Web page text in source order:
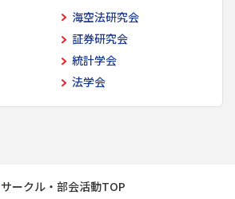
海空法研究会
証券研究会
統計学会
法学会
サークル・部会活動TOP